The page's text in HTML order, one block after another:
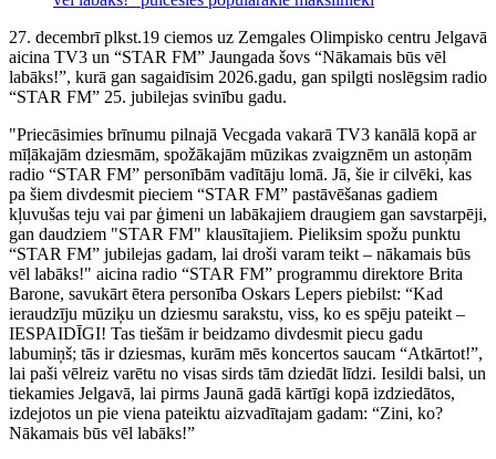
27. decembrī plkst.19 ciemos uz Zemgales Olimpisko centru Jelgavā
aicina TV3 un “STAR FM” Jaungada šovs “Nākamais būs vēl
labāks!”, kurā gan sagaidīsim 2026.gadu, gan spilgti noslēgsim radio
“STAR FM” 25. jubilejas svinību gadu.
"Priecāsimies brīnumu pilnajā Vecgada vakarā TV3 kanālā kopā ar
mīļākajām dziesmām, spožākajām mūzikas zvaigznēm un astoņām
radio “STAR FM” personībām vadītāju lomā. Jā, šie ir cilvēki, kas
pa šiem divdesmit pieciem “STAR FM” pastāvēšanas gadiem
kļuvušas teju vai par ģimeni un labākajiem draugiem gan savstarpēji,
gan daudziem "STAR FM" klausītajiem. Pieliksim spožu punktu
“STAR FM” jubilejas gadam, lai droši varam teikt – nākamais būs
vēl labāks!" aicina radio “STAR FM” programmu direktore Brita
Barone, savukārt ētera personība Oskars Lepers piebilst: “Kad
ieraudzīju mūziķu un dziesmu sarakstu, viss, ko es spēju pateikt –
IESPAIDĪGI! Tas tiešām ir beidzamo divdesmit piecu gadu
labumiņš; tās ir dziesmas, kurām mēs koncertos saucam “Atkārtot!”,
lai paši vēlreiz varētu no visas sirds tām dziedāt līdzi. Iesildi balsi, un
tiekamies Jelgavā, lai pirms Jaunā gadā kārtīgi kopā izdziedātos,
izdejotos un pie viena pateiktu aizvadītajam gadam: “Zini, ko?
Nākamais būs vēl labāks!”